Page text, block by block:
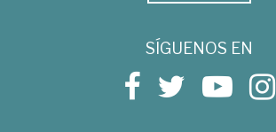
SÍGUENOS EN